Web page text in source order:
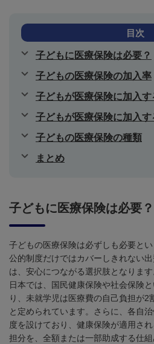
目次
子どもに医療保険は必要？
子どもの医療保険の加入率
子どもが医療保険に加入す
子どもが医療保険に加入す
子どもの医療保険の種類
まとめ
子どもに医療保険は必要？
子どもの医療保険は必ずしも必要とい
公的制度だけではカバーしきれない
は、安心につながる選択肢となります
日本では、国民健康保険や社会保険
り、未就学児は医療費の自己負担が2
と定められています。さらに、各自
度を設けており、健康保険が適用さ
担分を、全額または一部助成する仕